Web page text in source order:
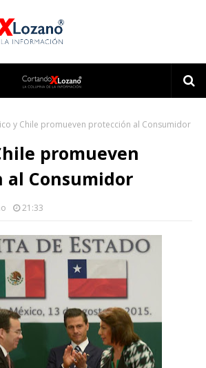
y Chile promueven protección al Consumidor
promueven
al Consumidor
21:33